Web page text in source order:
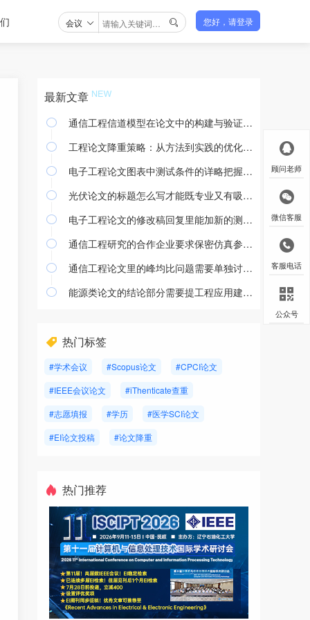
会议  您好，请登录
最新文章
 通信工程信道模型在论文中的构建与验证方法
 工程论文降重策略：从方法到实践的优化途径
 电子工程论文图表中测试条件的详略把握与撰写规范
 光伏论文的标题怎么写才能既专业又有吸引力
 电子工程论文的修改稿回复里能加新的测试结果吗
 通信工程研究的合作企业要求保密仿真参数怎么处理
 通信工程论文里的峰均比问题需要单独讨论吗
 能源类论文的结论部分需要提工程应用建议吗
热门标签
#学术会议 #Scopus论文
#CPCI论文
#IEEE会议论文
#iThenticate查重
#志愿填报
#学历
#医学SCI论文
#EI论文投稿
#论文降重
热门推荐
顾问老师
微信客服
客服电话
公众号